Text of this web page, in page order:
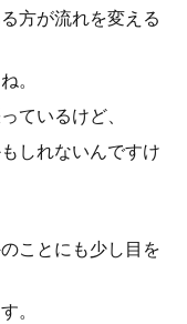
方が流れを変える
。
ているけど、
しれないんですけ
ことにも少し目を
。